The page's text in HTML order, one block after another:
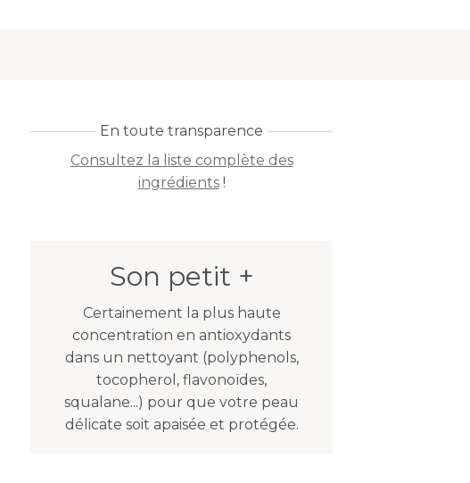
En toute transparence
Consultez la liste complète des
ingrédients!
Son petit +
Certainement la plus haute
concentration en antioxydants
dans un nettoyant (polyphenols,
tocopherol, flavonoïdes,
squalane...) pour que votre peau
délicate soit apaisée et protégée.